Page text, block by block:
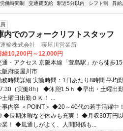
働時間制 交通費支給 駅近5分以内 シフト制 昇給
内でのフォークリフトスタッフ
輸株式会社 寝屋川営業所
給10,200円～12,000円
通・アクセス 京阪本線「萱島駅」から徒歩
阪府寝屋川市
務時間詳細 実働時間：1日あたり8時間 平均
（実働8h） ◆休憩1.5ｈ ◆早出・土曜出
土曜日出勤ＯＫ！ ...
事内容 ＜POINT＞ ◆20～40代の若手活躍中
◆長期休暇など休みも充実！ ◆月収30万円
業！ ◆風通しがよく、人間関係も...